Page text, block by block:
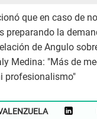
que en caso de
preparando la
de Angulo
Medina: "Más de
profesionalismo"